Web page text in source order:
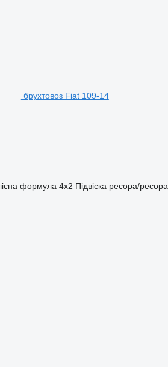
брухтовоз Fiat 109-14
формула 4x2 Підвіска ресора/ресора